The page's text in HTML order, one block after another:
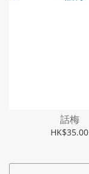
話梅
HK$35.00